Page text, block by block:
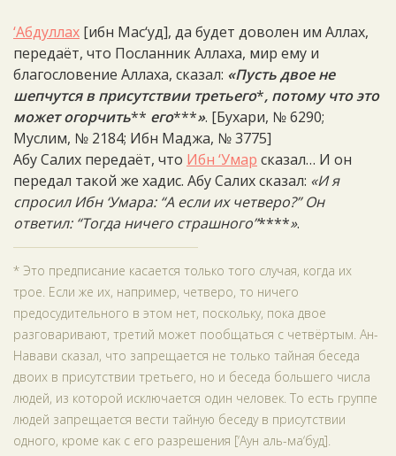
‘Абдуллах [ибн Мас‘уд], да будет доволен им Аллах,
передаёт, что Посланник Аллаха, мир ему и
благословение Аллаха, сказал: «Пусть двое не
шепчутся в присутствии третьего*, потому что это
может огорчить** его***». [Бухари, № 6290;
Муслим, № 2184; Ибн Маджа, № 3775]
Абу Салих передаёт, что Ибн ‘Умар сказал… И он
передал такой же хадис. Абу Салих сказал: «И я
спросил Ибн ‘Умара: “А если их четверо?” Он
ответил: “Тогда ничего страшного”****».
* Это предписание касается только того случая, когда их
трое. Если же их, например, четверо, то ничего
предосудительного в этом нет, поскольку, пока двое
разговаривают, третий может пообщаться с четвёртым. Ан-
Навави сказал, что запрещается не только тайная беседа
двоих в присутствии третьего, но и беседа большего числа
людей, из которой исключается один человек. То есть группе
людей запрещается вести тайную беседу в присутствии
одного, кроме как с его разрешения [‘Аун аль-ма‘буд].